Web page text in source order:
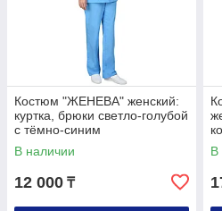
Костюм "ЖЕНЕВА" женский:
куртка, брюки светло-голубой
с тёмно-синим
В наличии
12 000 ₸
В